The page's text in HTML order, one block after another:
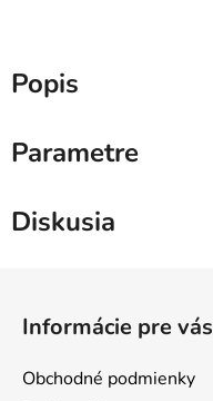
Popis
Parametre
Diskusia
Informácie pre vás
Obchodné podmienky